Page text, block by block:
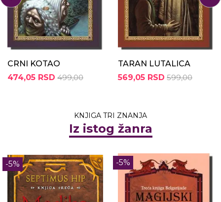
CRNI KOTAO
474,05 RSD 499,00
TARAN LUTALICA
569,05 RSD 599,00
KNJIGA TRI ZNANJA
Iz istog žanra
-5% -5%